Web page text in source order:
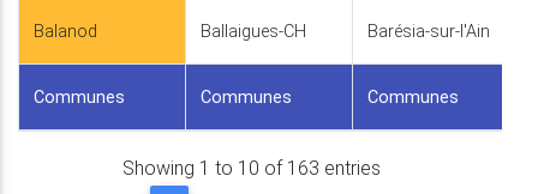
Balanod Ballaigues-CH Barésia-sur-l'Ain
Communes Communes Communes
Showing 1 to 10 of 163 entries